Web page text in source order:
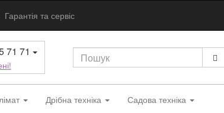
Гарантія та сервіс
71 71
Дрібна техніка Садова техніка